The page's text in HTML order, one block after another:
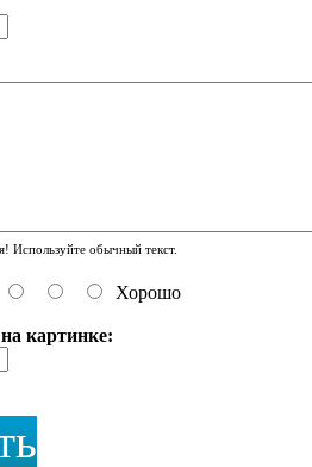
Используйте обычный текст.
Хорошо
картинке: